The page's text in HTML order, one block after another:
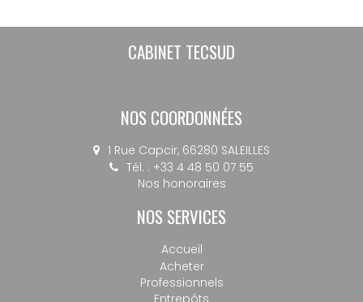
CABINET TECSUD
NOS COORDONNÉES
1 Rue Capcir, 66280 SALEILLES
Tél. : +33 4 48 50 07 55
Nos honoraires
NOS SERVICES
Accueil
Acheter
Professionnels